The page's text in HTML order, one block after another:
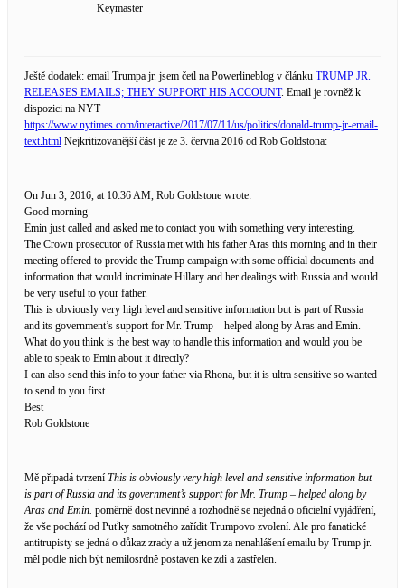
Keymaster
Ještě dodatek: email Trumpa jr. jsem četl na Powerlineblog v článku TRUMP JR.
RELEASES EMAILS; THEY SUPPORT HIS ACCOUNT. Email je rovněž k
dispozici na NYT
https://www.nytimes.com/interactive/2017/07/11/us/politics/donald-trump-jr-email-
text.html Nejkritizovanější část je ze 3. června 2016 od Rob Goldstona:
On Jun 3, 2016, at 10:36 AM, Rob Goldstone wrote:
Good morning
Emin just called and asked me to contact you with something very interesting.
The Crown prosecutor of Russia met with his father Aras this morning and in their
meeting offered to provide the Trump campaign with some official documents and
information that would incriminate Hillary and her dealings with Russia and would
be very useful to your father.
This is obviously very high level and sensitive information but is part of Russia
and its government’s support for Mr. Trump – helped along by Aras and Emin.
What do you think is the best way to handle this information and would you be
able to speak to Emin about it directly?
I can also send this info to your father via Rhona, but it is ultra sensitive so wanted
to send to you first.
Best
Rob Goldstone
Mě připadá tvrzení This is obviously very high level and sensitive information but
is part of Russia and its government’s support for Mr. Trump – helped along by
Aras and Emin. poměrně dost nevinné a rozhodně se nejedná o oficielní vyjádření,
že vše pochází od Puťky samotného zařídit Trumpovo zvolení. Ale pro fanatické
antitrupisty se jedná o důkaz zrady a už jenom za nenahlášení emailu by Trump jr.
měl podle nich být nemilosrdně postaven ke zdi a zastřelen.